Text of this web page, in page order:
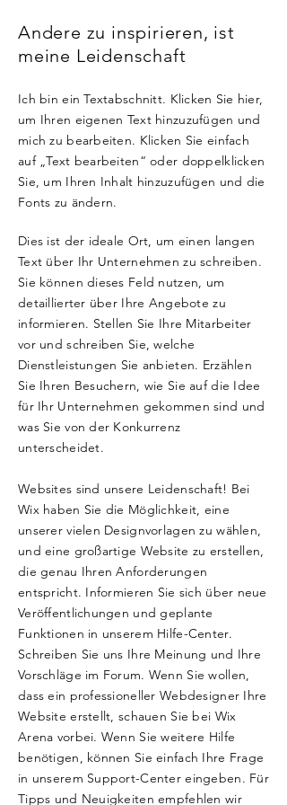
Andere zu inspirieren, ist
meine Leidenschaft
Ich bin ein Textabschnitt. Klicken Sie hier,
um Ihren eigenen Text hinzuzufügen und
mich zu bearbeiten. Klicken Sie einfach
auf „Text bearbeiten“ oder doppelklicken
Sie, um Ihren Inhalt hinzuzufügen und die
Fonts zu ändern.
Dies ist der ideale Ort, um einen langen
Text über Ihr Unternehmen zu schreiben.
Sie können dieses Feld nutzen, um
detaillierter über Ihre Angebote zu
informieren. Stellen Sie Ihre Mitarbeiter
vor und schreiben Sie, welche
Dienstleistungen Sie anbieten. Erzählen
Sie Ihren Besuchern, wie Sie auf die Idee
für Ihr Unternehmen gekommen sind und
was Sie von der Konkurrenz
unterscheidet.
Websites sind unsere Leidenschaft! Bei
Wix haben Sie die Möglichkeit, eine
unserer vielen Designvorlagen zu wählen,
und eine großartige Website zu erstellen,
die genau Ihren Anforderungen
entspricht. Informieren Sie sich über neue
Veröffentlichungen und geplante
Funktionen in unserem Hilfe-Center.
Schreiben Sie uns Ihre Meinung und Ihre
Vorschläge im Forum. Wenn Sie wollen,
dass ein professioneller Webdesigner Ihre
Website erstellt, schauen Sie bei Wix
Arena vorbei. Wenn Sie weitere Hilfe
benötigen, können Sie einfach Ihre Frage
in unserem Support-Center eingeben. Für
Tipps und Neuigkeiten empfehlen wir